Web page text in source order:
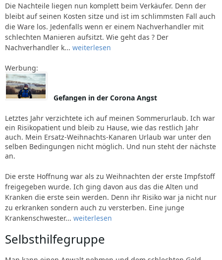
Die Nachteile liegen nun komplett beim Verkäufer. Denn der
bleibt auf seinen Kosten sitze und ist im schlimmsten Fall auch
die Ware los. Jedenfalls wenn er einem Nachverhandler mit
schlechten Manieren aufsitzt. Wie geht das ? Der
Nachverhandler k... weiterlesen
Werbung:
Gefangen in der Corona Angst
Letztes Jahr verzichtete ich auf meinen Sommerurlaub. Ich war
ein Risikopatient und bleib zu Hause, wie das restlich Jahr
auch. Mein Ersatz-Weihnachts-Kanaren Urlaub war unter den
selben Bedingungen nicht möglich. Und nun steht der nächste
an.
Die erste Hoffnung war als zu Weihnachten der erste Impfstoff
freigegeben wurde. Ich ging davon aus das die Alten und
Kranken die erste sein werden. Denn ihr Risiko war ja nicht nur
zu erkranken sondern auch zu versterben. Eine junge
Krankenschwester... weiterlesen
Selbsthilfegruppe